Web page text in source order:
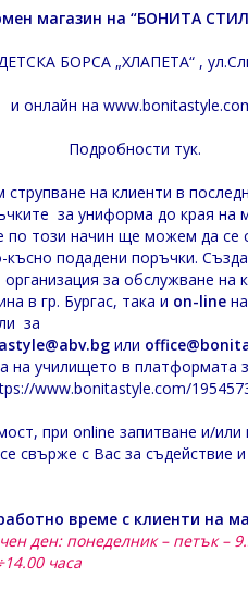
магазин на “БОНИТА
БОРСА „ХЛАПЕТА“ ,
и онлайн на
Подробности тук.
струпване на клиенти в
за униформа до края на
по този начин ще можем да се
късно подадени поръчки.
за обслужване на
в гр. Бургас, така и on-line
за
или
на училището в платформата
www.bonitastyle.com/
при online запитване и/
свърже с Вас за съдействие
време с клиенти на
ден: понеделник – петък –
часа